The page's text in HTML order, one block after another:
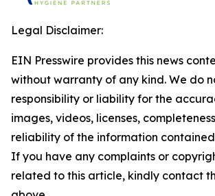
Legal Disclaimer:
EIN Presswire provides this news
without warranty of any kind. We do
responsibility or liability for the
images, videos, licenses,
reliability of the information
If you have any complaints or
related to this article, kindly contact